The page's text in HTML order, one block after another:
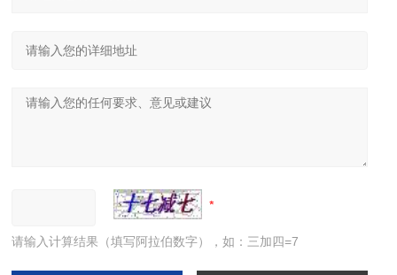
请输入计算结果（填写阿拉伯数字），如：三加四=7